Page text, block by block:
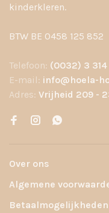
kinderkleren.
BTW BE 0458 125 852
Telefoon: (0032) 3
E-mail: info@hoela-
Adres: Vrijheid 209 -
Over ons
Algemene
Betaalmogelijkheden